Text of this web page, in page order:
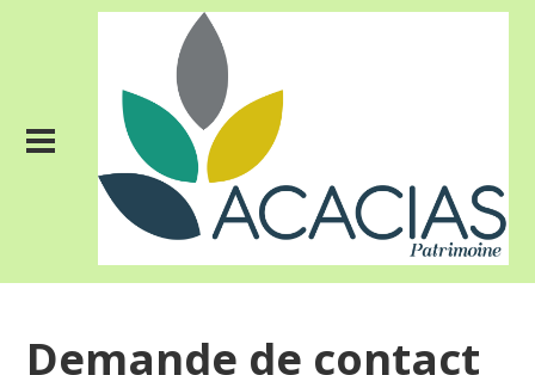
Demande de contact